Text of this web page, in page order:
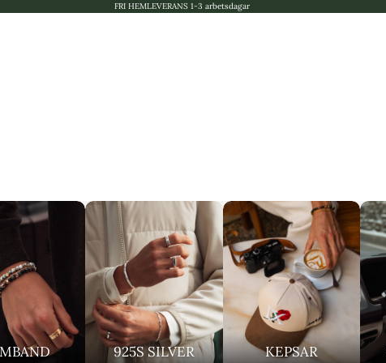
FRI HEMLEVERANS 1-3 arbetsdagar
925S SILVER KEPSAR